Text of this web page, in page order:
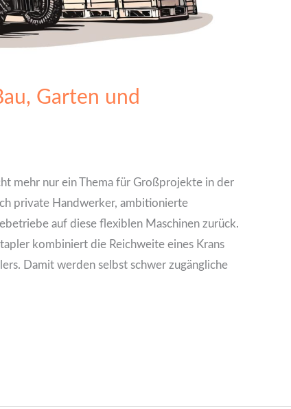
Garten und
mehr nur ein Thema für Großprojekte in der
private Handwerker, ambitionierte
auf diese flexiblen Maschinen zurück.
kombiniert die Reichweite eines Krans
Damit werden selbst schwer zugängliche